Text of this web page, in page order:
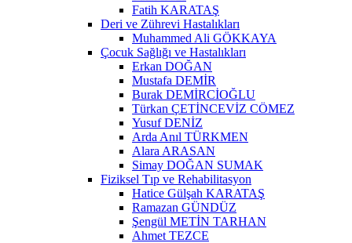
Fatih KARATAŞ
Deri ve Zührevi Hastalıkları
Muhammed Ali GÖKKAYA
Çocuk Sağlığı ve Hastalıkları
Erkan DOĞAN
Mustafa DEMİR
Burak DEMİRCİOĞLU
Türkan ÇETİNCEVİZ CÖMEZ
Yusuf DENİZ
Arda Anıl TÜRKMEN
Alara ARASAN
Simay DOĞAN SUMAK
Fiziksel Tıp ve Rehabilitasyon
Hatice Gülşah KARATAŞ
Ramazan GÜNDÜZ
Şengül METİN TARHAN
Ahmet TEZCE